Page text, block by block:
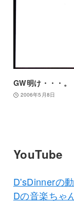
GW明け・・・。
2006年5月8日
YouTube
D'sDinnerの
Dの音楽ちゃ